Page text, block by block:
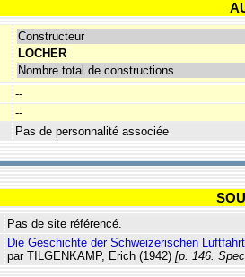
Constructeur
LOCHER
Nombre total de constructions
--
--
Pas de personnalité associée
Pas de site référencé.
Die Geschichte der Schweizerischen
par TILGENKAMP, Erich (1942) [p. 146.